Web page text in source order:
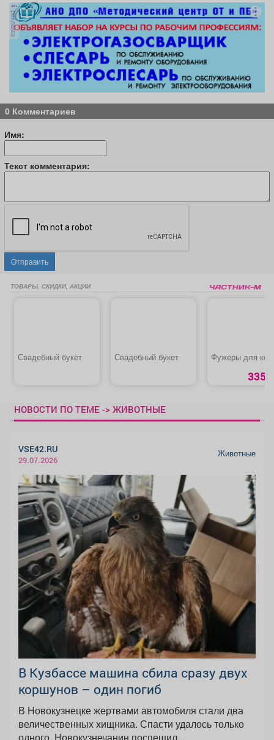
реклама
0 Комментариев
Имя:
Текст комментария:
Отправить
ТОВАРЫ, СКИДКИ, АКЦИИ
Свадебный букет Свадебный букет Фужеры для
335
НОВОСТИ ПО ТЕМЕ -> ЖИВОТНЫЕ
VSE42.RU
29.07.2026
Животные
В Кузбассе машина сбила сразу двух
коршунов – один погиб
В Новокузнецке жертвами автомобиля стали два
величественных хищника. Спасти удалось только
одного. Новокузнечанин поспешил...